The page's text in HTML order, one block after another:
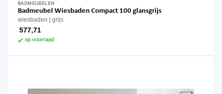
BADMEUBELEN
Badmeubel Wiesbaden Compact 100 glansgrijs
wiesbaden grijs
577,71
op voorraad
Dit
product
meerdere
gekozen